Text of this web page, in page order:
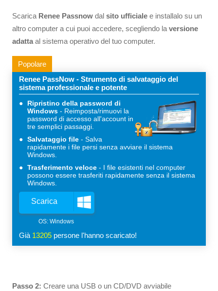
Scarica Renee Passnow dal sito ufficiale e installalo su un
altro computer a cui puoi accedere, scegliendo la versione
adatta al sistema operativo del tuo computer.
Popolare
Renee PassNow - Strumento di salvataggio del
sistema professionale e potente
Ripristino della password di
Windows
Reimposta/rimuovi la
password di accesso all'account in
tre semplici passaggi.
Salvataggio file
Salva
rapidamente i file persi senza avviare il sistema
Windows.
Trasferimento veloce
I file esistenti nel computer
possono essere trasferiti rapidamente senza il sistema
Windows.
Scarica
Già 13205 persone l'hanno scaricato!
Passo 2: Creare una USB o un CD/DVD avviabile